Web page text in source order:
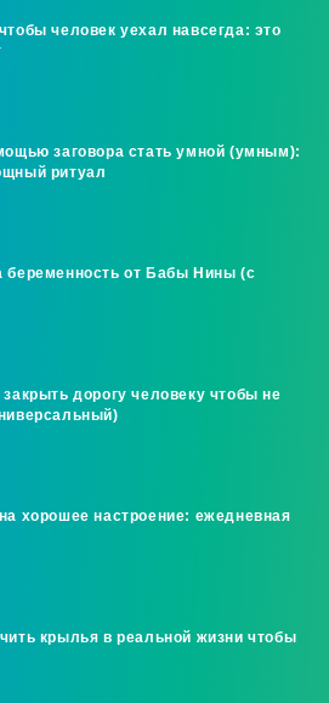
человек уехал навсегда: это
заговора стать умной (умным):
ритуал
беременность от Бабы Нины (с
закрыть дорогу человеку чтобы не
хорошее настроение: ежедневная
крылья в реальной жизни чтобы